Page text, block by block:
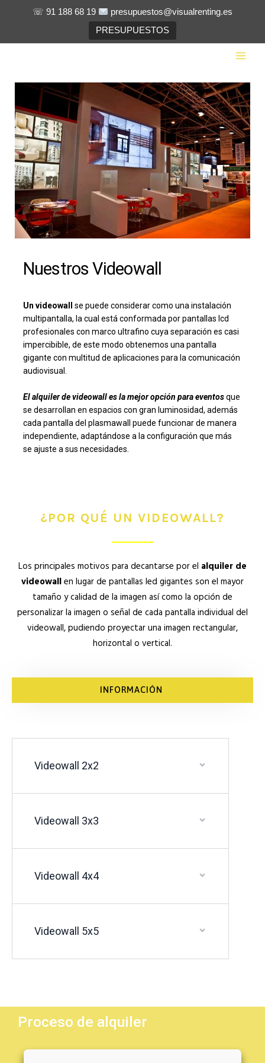
☏ 91 188 68 19
presupuestos@visualrenting.es
PRESUPUESTOS
Main
Nuestros Videowall
Un videowall
se puede considerar como una instalación
multipantalla, la cual está conformada por pantallas lcd
profesionales con marco ultrafino cuya separación es casi
impercibible, de este modo obtenemos una pantalla
gigante con multitud de aplicaciones para la comunicación
audiovisual.
El alquiler de videowall es la mejor opción para eventosque
se desarrollan en espacios con gran luminosidad, además
cada pantalla del plasmawall puede funcionar de manera
independiente, adaptándose a la configuración que más
se ajuste a sus necesidades.
¿POR QUÉ UN VIDEOWALL?
Los principales motivos para decantarse por el alquiler de
videowallen lugar de pantallas led gigantes son el mayor
tamaño y calidad de la imagen así como la opción de
personalizar la imagen o señal de cada pantalla individual del
videowall, pudiendo proyectar una imagen rectangular,
horizontal o vertical.
INFORMACIÓN
Videowall 2x2
Videowall 3x3
Videowall 4x4
Videowall 5x5
Proceso de alquiler